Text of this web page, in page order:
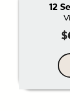
12